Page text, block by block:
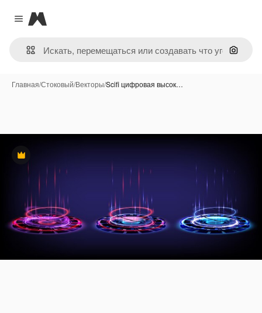
Close menu
Magnific
Поиск
Главная/Стоковый/Векторы/Scifi цифровая высок…
Премиум